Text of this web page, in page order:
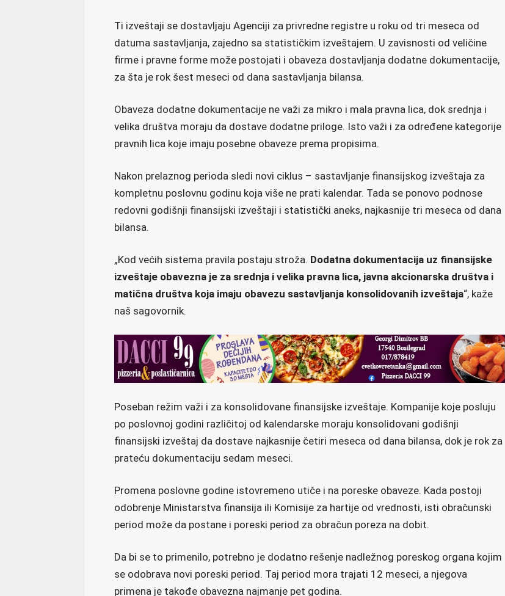
Ti izveštaji se dostavljaju Agenciji za privredne registre u roku od tri meseca od
datuma sastavljanja, zajedno sa statističkim izveštajem. U zavisnosti od veličine
firme i pravne forme može postojati i obaveza dostavljanja dodatne dokumentacije,
za šta je rok šest meseci od dana sastavljanja bilansa.
Obaveza dodatne dokumentacije ne važi za mikro i mala pravna lica, dok srednja i
velika društva moraju da dostave dodatne priloge. Isto važi i za određene kategorije
pravnih lica koje imaju posebne obaveze prema propisima.
Nakon prelaznog perioda sledi novi ciklus – sastavljanje finansijskog izveštaja za
kompletnu poslovnu godinu koja više ne prati kalendar. Tada se ponovo podnose
redovni godišnji finansijski izveštaji i statistički aneks, najkasnije tri meseca od dana
bilansa.
„Kod većih sistema pravila postaju stroža. Dodatna dokumentacija uz finansijske
izveštaje obavezna je za srednja i velika pravna lica, javna akcionarska društva i
matična društva koja imaju obavezu sastavljanja konsolidovanih izveštaja“, kaže
naš sagovornik.
Poseban režim važi i za konsolidovane finansijske izveštaje. Kompanije koje posluju
po poslovnoj godini različitoj od kalendarske moraju konsolidovani godišnji
finansijski izveštaj da dostave najkasnije četiri meseca od dana bilansa, dok je rok za
prateću dokumentaciju sedam meseci.
Promena poslovne godine istovremeno utiče i na poreske obaveze. Kada postoji
odobrenje Ministarstva finansija ili Komisije za hartije od vrednosti, isti obračunski
period može da postane i poreski period za obračun poreza na dobit.
Da bi se to primenilo, potrebno je dodatno rešenje nadležnog poreskog organa kojim
se odobrava novi poreski period. Taj period mora trajati 12 meseci, a njegova
primena je takođe obavezna najmanje pet godina.